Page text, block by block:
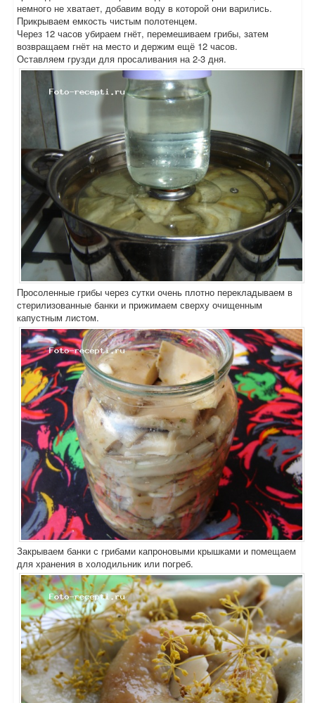
немного не хватает, добавим воду в которой они варились.
Прикрываем емкость чистым полотенцем.
Через 12 часов убираем гнёт, перемешиваем грибы, затем
возвращаем гнёт на место и держим ещё 12 часов.
Оставляем грузди для просаливания на 2-3 дня.
Просоленные грибы через сутки очень плотно перекладываем в
стерилизованные банки и прижимаем сверху очищенным
капустным листом.
Закрываем банки с грибами капроновыми крышками и помещаем
для хранения в холодильник или погреб.